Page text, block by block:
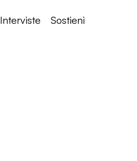
Interviste Sostieni